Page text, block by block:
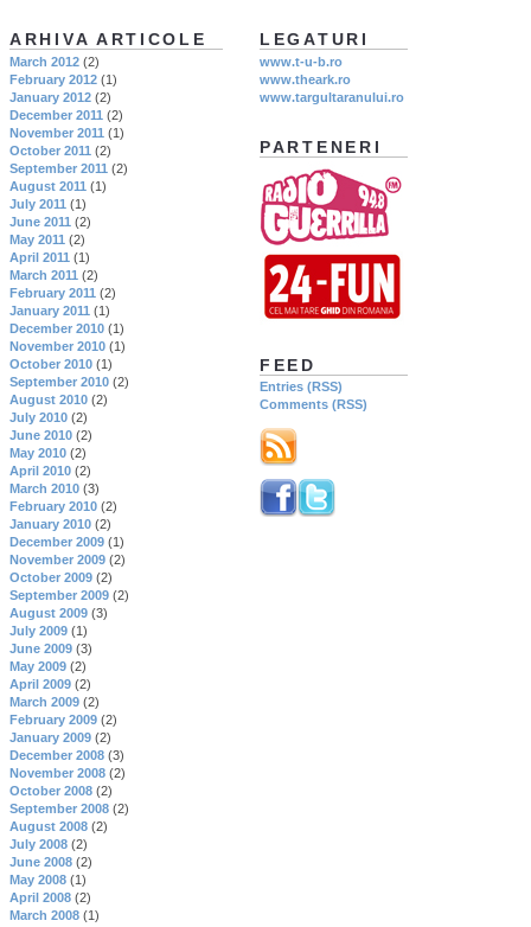
LEGATURI
www.t-u-b.ro
www.theark.ro
www.targultaranului.ro
PARTENERI
FEED
Entries (RSS)
Comments (RSS)
ARHIVA ARTICOLE
March 2012 (2)
February 2012 (1)
January 2012 (2)
December 2011 (2)
November 2011 (1)
October 2011 (2)
September 2011 (2)
August 2011 (1)
July 2011 (1)
June 2011 (2)
May 2011 (2)
April 2011 (1)
March 2011 (2)
February 2011 (2)
January 2011 (1)
December 2010 (1)
November 2010 (1)
October 2010 (1)
September 2010 (2)
August 2010 (2)
July 2010 (2)
June 2010 (2)
May 2010 (2)
April 2010 (2)
March 2010 (3)
February 2010 (2)
January 2010 (2)
December 2009 (1)
November 2009 (2)
October 2009 (2)
September 2009 (2)
August 2009 (3)
July 2009 (1)
June 2009 (3)
May 2009 (2)
April 2009 (2)
March 2009 (2)
February 2009 (2)
January 2009 (2)
December 2008 (3)
November 2008 (2)
October 2008 (2)
September 2008 (2)
August 2008 (2)
July 2008 (2)
June 2008 (2)
May 2008 (1)
April 2008 (2)
March 2008 (1)